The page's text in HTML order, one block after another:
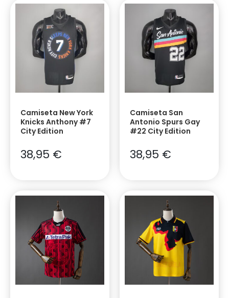
Camiseta New York
Knicks Anthony #7
City Edition
38,95 €
Camiseta San
Antonio Spurs Gay
#22 City Edition
38,95 €